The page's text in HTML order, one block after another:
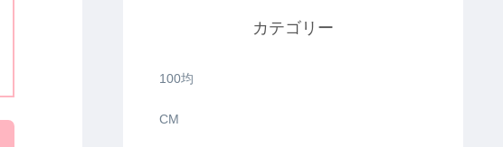
カテゴリー
100均
CM